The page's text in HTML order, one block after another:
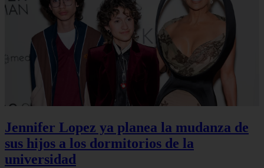
Jennifer Lopez ya planea la mudanza de
sus hijos a los dormitorios de la
universidad